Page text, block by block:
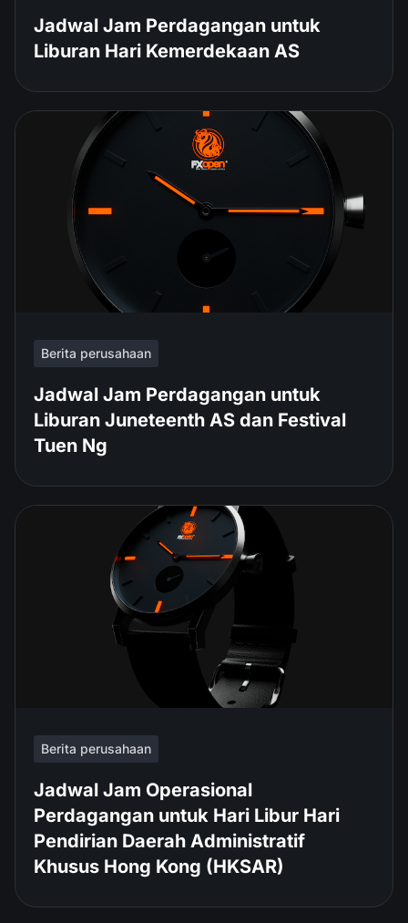
Jadwal Jam Perdagangan untuk
Liburan Hari Kemerdekaan AS
Berita perusahaan
Jadwal Jam Perdagangan untuk
Liburan Juneteenth AS dan Festival
Tuen Ng
Berita perusahaan
Jadwal Jam Operasional
Perdagangan untuk Hari Libur Hari
Pendirian Daerah Administratif
Khusus Hong Kong (HKSAR)